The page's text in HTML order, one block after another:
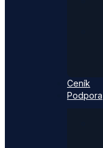
Ceník
Podpora